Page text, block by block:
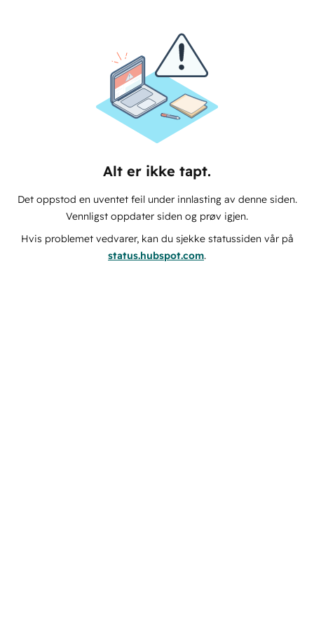
Alt er ikke tapt.
Det oppstod en uventet feil under innlasting av denne siden.
Vennligst oppdater siden og prøv igjen.
Hvis problemet vedvarer, kan du sjekke statussiden vår på
status.hubspot.com.